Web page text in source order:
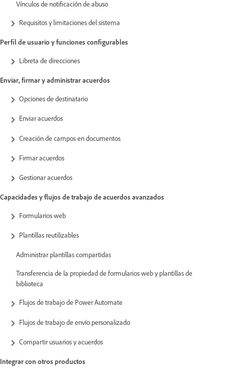
Vínculos de notificación de abuso
Requisitos y limitaciones del sistema
Perfil de usuario y funciones configurables
Libreta de direcciones
Enviar, firmar y administrar acuerdos
Opciones de destinatario
Enviar acuerdos
Creación de campos en documentos
Firmar acuerdos
Gestionar acuerdos
Capacidades y flujos de trabajo de acuerdos avanzados
Formularios web
Plantillas reutilizables
Administrar plantillas compartidas
Transferencia de la propiedad de formularios web y plantillas de
biblioteca
Flujos de trabajo de Power Automate
Flujos de trabajo de envío personalizado
Compartir usuarios y acuerdos
Integrar con otros productos